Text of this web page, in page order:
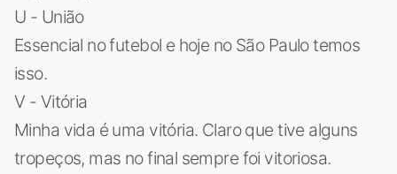
U - União
Essencial no futebol e hoje no São Paulo temos
isso.
V - Vitória
Minha vida é uma vitória. Claro que tive alguns
tropeços, mas no final sempre foi vitoriosa.